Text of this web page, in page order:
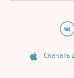
Скачать